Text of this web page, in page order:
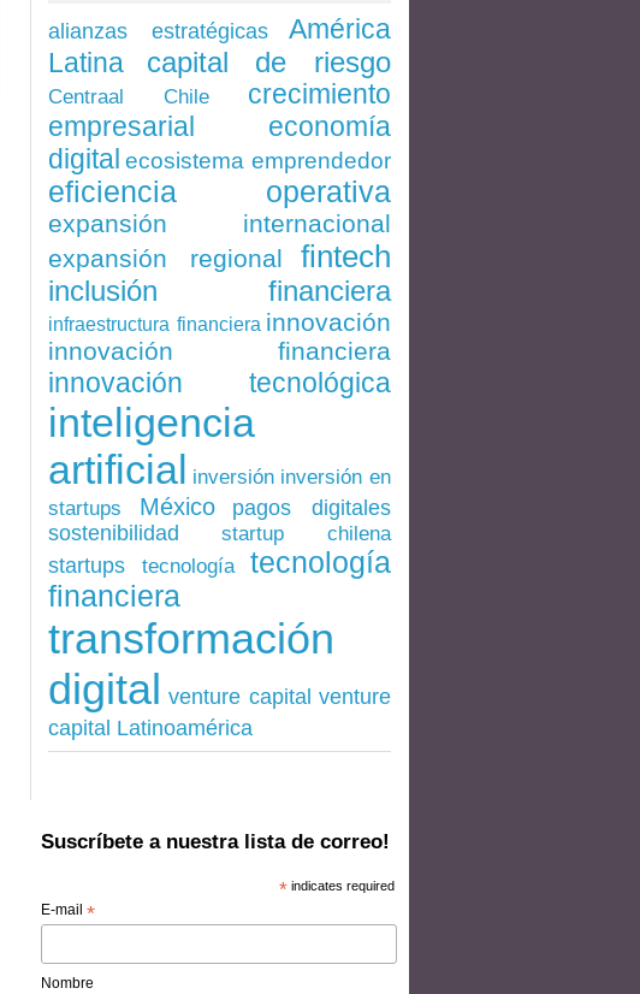
alianzas estratégicas
América
Latina
capital de riesgo
Centraal Chile
crecimiento
empresarial
economía
digital ecosistema emprendedor
eficiencia operativa
expansión internacional
expansión regional
fintech
inclusión financiera
infraestructura financiera innovación
innovación financiera
innovación tecnológica
inteligencia
artificial inversión inversión en
startups
México pagos digitales
sostenibilidad startup chilena
startups tecnología
tecnología
financiera
transformación
digital venture capital venture
capital Latinoamérica
Suscríbete a nuestra lista de correo!
*indicates required
E-mail*
Nombre